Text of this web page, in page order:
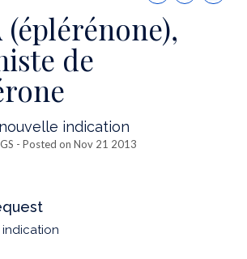
this
publication
(éplérénone),
de
indication
- Posted on Nov 21 2013
indication